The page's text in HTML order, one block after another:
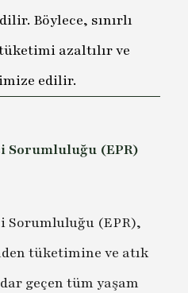
Böylece, sınırlı
azaltılır ve
edilir.
Sorumluluğu (EPR)
(EPR),
tüketimine ve atık
geçen tüm yaşam